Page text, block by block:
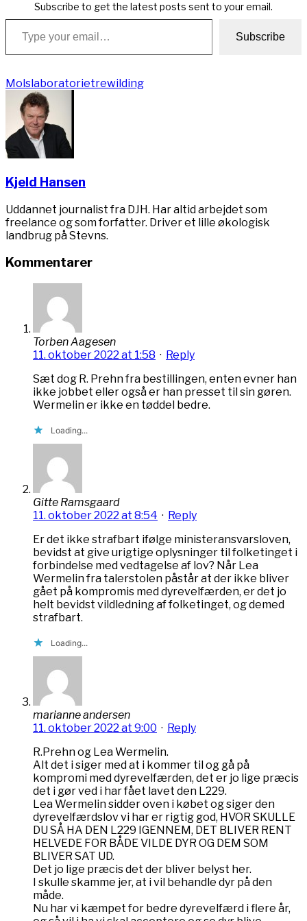
Subscribe to get the latest posts sent to your email.
Type your email…
Subscribe
Molslaboratorietrewilding
Kjeld Hansen
Uddannet journalist fra DJH. Har altid arbejdet som
freelance og som forfatter. Driver et lille økologisk
landbrug på Stevns.
Kommentarer
Torben Aagesen
11. oktober 2022 at 1:58 · Reply
Sæt dog R. Prehn fra bestillingen, enten evner han
ikke jobbet eller også er han presset til sin gøren.
Wermelin er ikke en tøddel bedre.
Loading...
Gitte Ramsgaard
11. oktober 2022 at 8:54 · Reply
Er det ikke strafbart ifølge ministeransvarsloven,
bevidst at give urigtige oplysninger til folketinget i
forbindelse med vedtagelse af lov? Når Lea
Wermelin fra talerstolen påstår at der ikke bliver
gået på kompromis med dyrevelfærden, er det jo
helt bevidst vildledning af folketinget, og demed
strafbart.
Loading...
marianne andersen
11. oktober 2022 at 9:00 · Reply
R.Prehn og Lea Wermelin.
Alt det i siger med at i kommer til og gå på
kompromi med dyrevelfærden, det er jo lige præcis
det i gør ved i har fået lavet den L229.
Lea Wermelin sidder oven i købet og siger den
dyrevelfærdslov vi har er rigtig god, HVOR SKULLE
DU SÅ HA DEN L229 IGENNEM, DET BLIVER RENT
HELVEDE FOR BÅDE VILDE DYR OG DEM SOM
BLIVER SAT UD.
Det jo lige præcis det der bliver belyst her.
I skulle skamme jer, at i vil behandle dyr på den
måde.
Nu har vi kæmpet for bedre dyrevelfærd i flere år,